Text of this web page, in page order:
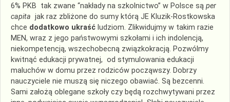
6% PKB tak zwane “nakłady na szkolnictwo” w Polsce są per
capita jak raz zbliżone do sumy którą JE Kluzik-Rostkowska
chce dodatkowo ukraść ludziom. Zlikwidujmy w takim razie
MEN, wraz z jego państwowymi szkołami i ich indolencją,
niekompetencją, wszechobecną związkokracją. Pozwólmy
kwitnąć edukacji prywatnej, od stymulowania edukacji
maluchów w domu przez rodziców począwszy. Dobrzy
nauczyciele nie muszą się niczego obawiać. Są bezcenni.
Sami założą oblegane szkoły czy będą rozchwytywani przez